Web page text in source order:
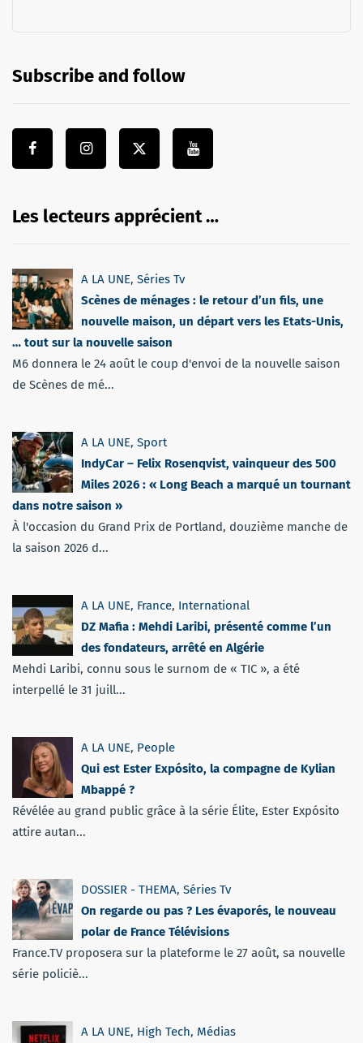
Subscribe and follow
Les lecteurs apprécient …
A LA UNE, Séries Tv
Scènes de ménages : le retour d’un fils, une
nouvelle maison, un départ vers les Etats-Unis,
… tout sur la nouvelle saison
M6 donnera le 24 août le coup d'envoi de la nouvelle saison
de Scènes de mé...
A LA UNE, Sport
IndyCar – Felix Rosenqvist, vainqueur des 500
Miles 2026 : « Long Beach a marqué un tournant
dans notre saison »
À l'occasion du Grand Prix de Portland, douzième manche de
la saison 2026 d...
A LA UNE, France, International
DZ Mafia : Mehdi Laribi, présenté comme l’un
des fondateurs, arrêté en Algérie
Mehdi Laribi, connu sous le surnom de « TIC », a été
interpellé le 31 juill...
A LA UNE, People
Qui est Ester Expósito, la compagne de Kylian
Mbappé ?
Révélée au grand public grâce à la série Élite, Ester Expósito
attire autan...
DOSSIER - THEMA, Séries Tv
On regarde ou pas ? Les évaporés, le nouveau
polar de France Télévisions
France.TV proposera sur la plateforme le 27 août, sa nouvelle
série policiè...
A LA UNE, High Tech, Médias